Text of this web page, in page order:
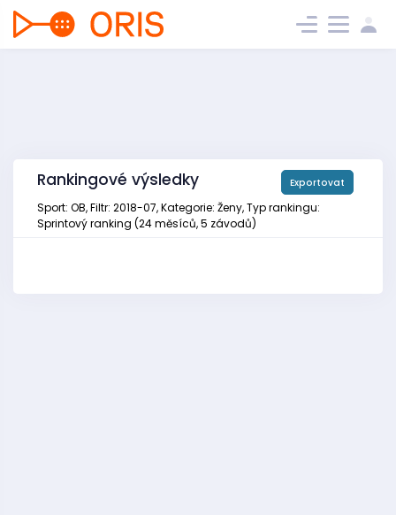
Rankingové výsledky Exportovat
Sport: OB, Filtr: 2018-07, Kategorie: Ženy, Typ rankingu:
Sprintový ranking (24 měsíců, 5 závodů)